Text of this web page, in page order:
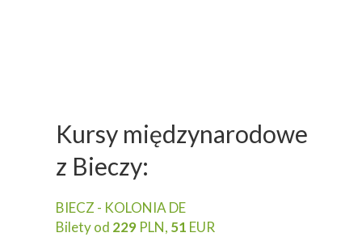
Kursy międzynarodowe
z Bieczy:
BIECZ - KOLONIA DE
Bilety od 229 PLN, 51 EUR